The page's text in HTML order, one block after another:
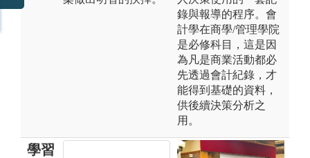
錄與報導的程序。會
計學在商學/管理學院
是必修科目，這是因
為凡是商業活動都必
先透過會計紀錄，才
能得到基礎的資料，
供後續決策分析之
用。
學習